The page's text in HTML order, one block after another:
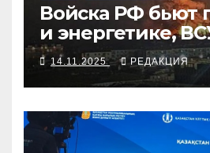
Войска РФ бьют
и энергетике,
отвечают
эффективными
14.11.2025 РЕДАКЦИЯ